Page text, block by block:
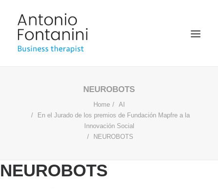
MULTIMEDIA
NEUROBOTS
Home
AI
En el Jurado de los premios de Fundación Mapfre a la
Innovación Social
NEUROBOTS
NEUROBOTS